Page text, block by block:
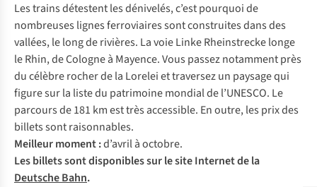
Les trains détestent les dénivelés, c’est pourquoi de
nombreuses lignes ferroviaires sont construites dans des
vallées, le long de rivières. La voie Linke Rheinstrecke longe
le Rhin, de Cologne à Mayence. Vous passez notamment près
du célèbre rocher de la Lorelei et traversez un paysage qui
figure sur la liste du patrimoine mondial de l’UNESCO. Le
parcours de 181 km est très accessible. En outre, les prix des
billets sont raisonnables.
Meilleur moment :d’avril à octobre.
Les billets sont disponibles sur le site Internet de la
Deutsche Bahn.